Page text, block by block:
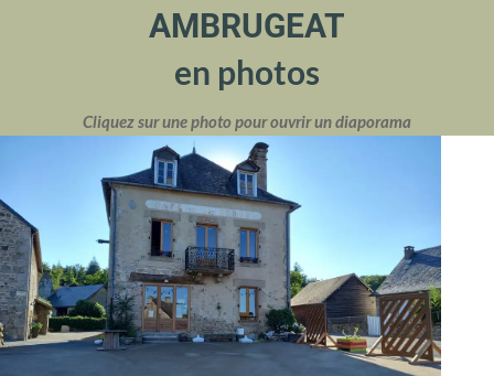
AMBRUGEAT
en photos
Cliquez sur une photo pour ouvrir un diaporama